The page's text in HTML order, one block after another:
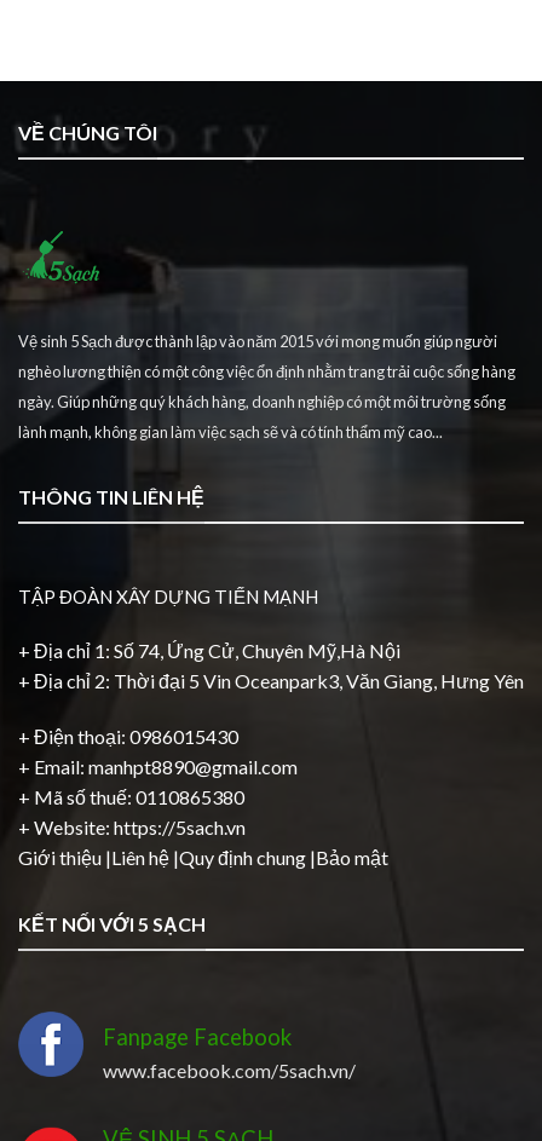
VỀ CHÚNG TÔI
Vệ sinh 5 Sạch được thành lập vào năm 2015 với mong muốn giúp người
nghèo lương thiện có một công việc ổn định nhằm trang trải cuộc sống hàng
ngày. Giúp những quý khách hàng, doanh nghiệp có một môi trường sống
lành mạnh, không gian làm việc sạch sẽ và có tính thẩm mỹ cao...
THÔNG TIN LIÊN HỆ
TẬP ĐOÀN XÂY DỰNG TIẾN MẠNH
+ Địa chỉ 1: Số 74, Ứng Cử, Chuyên Mỹ,Hà Nội
+ Địa chỉ 2: Thời đại 5 Vin Oceanpark3, Văn Giang, Hưng Yên
+ Điện thoại: 0986015430
+ Email: manhpt8890@gmail.com
+ Mã số thuế: 0110865380
+ Website: https://5sach.vn
Giới thiệu |Liên hệ |Quy định chung |Bảo mật
KẾT NỐI VỚI 5 SẠCH
Fanpage Facebook
www.facebook.com/5sach.vn/